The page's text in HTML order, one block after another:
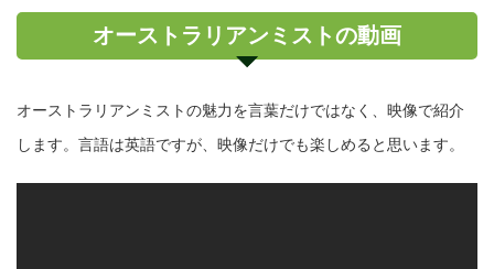
オーストラリアンミストの動画
オーストラリアンミストの魅力を言葉だけではなく、映像で紹介
します。言語は英語ですが、映像だけでも楽しめると思います。